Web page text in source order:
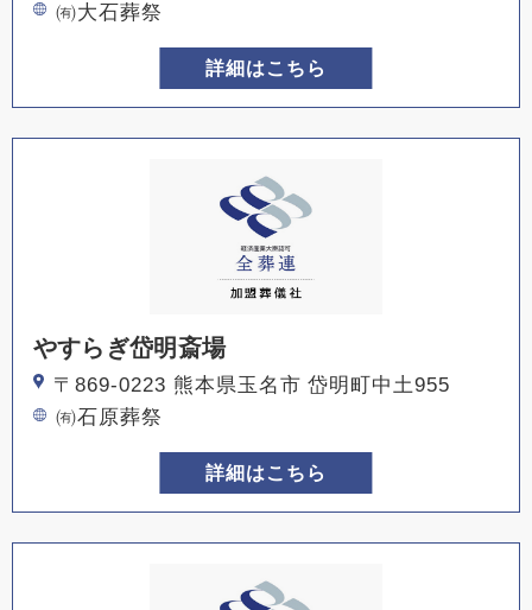
㈲大石葬祭
詳細はこちら
やすらぎ岱明斎場
〒869-0223 熊本県玉名市 岱明町中土955
㈲石原葬祭
詳細はこちら